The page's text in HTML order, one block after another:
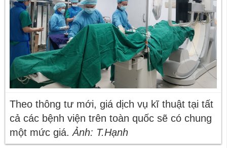
Theo thông tư mới, giá dịch vụ kĩ thuật tại tất
cả các bệnh viện trên toàn quốc sẽ có chung
một mức giá.Ảnh: T.Hạnh